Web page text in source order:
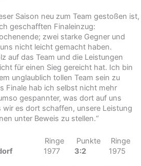
Saison neu zum Team gestoßen ist,
geschafften Finaleinzug:
zwei starke Gegner und
nicht leicht gemacht haben.
auf das Team und die Leistungen
für einen Sieg gereicht hat. Ich bin
unglaublich tollen Team sein zu
Finale hab ich selbst nicht mehr
gespannter, was dort auf uns
es dort schaffen, unsere Leistung
unter Beweis zu stellen.“
Ringe
1977 3:2 1975